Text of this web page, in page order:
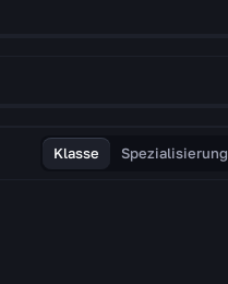
Klasse Spezialisierung